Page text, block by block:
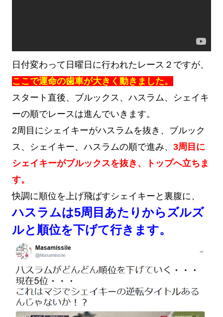
日付変わって日曜日に行われたレース２ですが、
ここで運命の歯車が大きく動きました。
スタート直後、ブルックス、ハスラム、シェイキ
ーの順でレースは進んでいきます。
2周目にシェイキーがハスラムを抜き、ブルック
ス、シェイキー、ハスラムの順で進み、 3周目に
シェイキーがブルックスを抜き、トップへ立ちま
す。
快調に順位を上げ飛ばすシェイキーと裏腹に、
ハスラムは5周目あたりからズルズ
ルと順位を下げて行きます。